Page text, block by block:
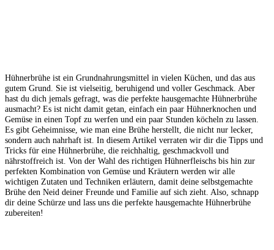
Hühnerbrühe ist ein Grundnahrungsmittel in vielen Küchen, und das aus
gutem Grund. Sie ist vielseitig, beruhigend und voller Geschmack. Aber
hast du dich jemals gefragt, was die perfekte hausgemachte Hühnerbrühe
ausmacht? Es ist nicht damit getan, einfach ein paar Hühnerknochen und
Gemüse in einen Topf zu werfen und ein paar Stunden köcheln zu lassen.
Es gibt Geheimnisse, wie man eine Brühe herstellt, die nicht nur lecker,
sondern auch nahrhaft ist. In diesem Artikel verraten wir dir die Tipps und
Tricks für eine Hühnerbrühe, die reichhaltig, geschmackvoll und
nährstoffreich ist. Von der Wahl des richtigen Hühnerfleischs bis hin zur
perfekten Kombination von Gemüse und Kräutern werden wir alle
wichtigen Zutaten und Techniken erläutern, damit deine selbstgemachte
Brühe den Neid deiner Freunde und Familie auf sich zieht. Also, schnapp
dir deine Schürze und lass uns die perfekte hausgemachte Hühnerbrühe
zubereiten!